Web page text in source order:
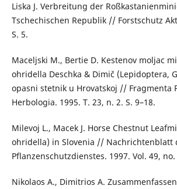
Liska J. Verbreitung der
Tschechischen Republik // Forstschutz
S. 5.
Maceljski M., Bertie D. Kestenov moljac
ohridella Deschka & Dimič (Lepidoptera,
opasni stetnik u Hrovatskoj // Fragmenta
Herbologia. 1995. T. 23, n. 2. S. 9–18.
Milevoj L., Мacek J. Horse Chestnut
ohridella) in Slovenia // Nachrichtenblatt
Pflanzenschutzdienstes. 1997. Vol. 49, no.
Nikolaos A., Dimitrios A.